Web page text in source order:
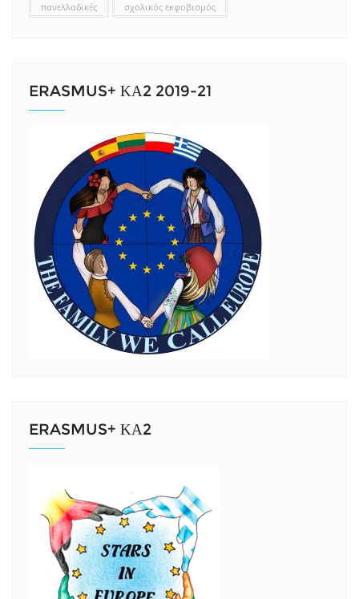
πανελλαδικές σχολικός εκφοβισμός
ERASMUS+ ΚΑ2 2019-21
ERASMUS+ ΚΑ2